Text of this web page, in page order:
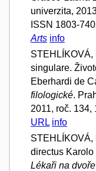
univerzita,
ISSN 1803-
Arts info
STEHLÍKOVÁ,
singulare.
Eberhardi de
filologické.
2011, roč. 134,
URL info
STEHLÍKOVÁ,
directus
Lékaři na